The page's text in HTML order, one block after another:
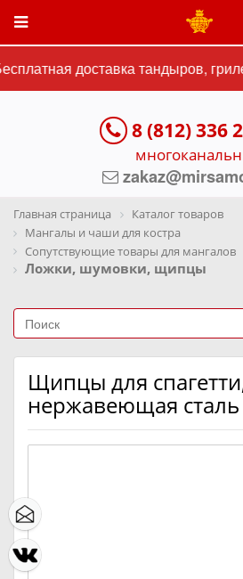
доставка тандыров,
8 (812) 336
Главная страница
Каталог товаров
Мангалы и чаши для костра
Сопутствующие товары для мангалов
Ложки, шумовки, щипцы
Щипцы для
нержавеющая сталь